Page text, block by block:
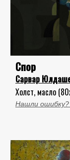
Спор
Сарвар
Холст, масло
Нашли